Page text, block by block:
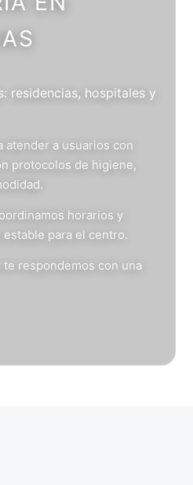
residencias, hospitales y
atender a usuarios con
protocolos de higiene,
horarios y
para el centro.
te respondemos con una